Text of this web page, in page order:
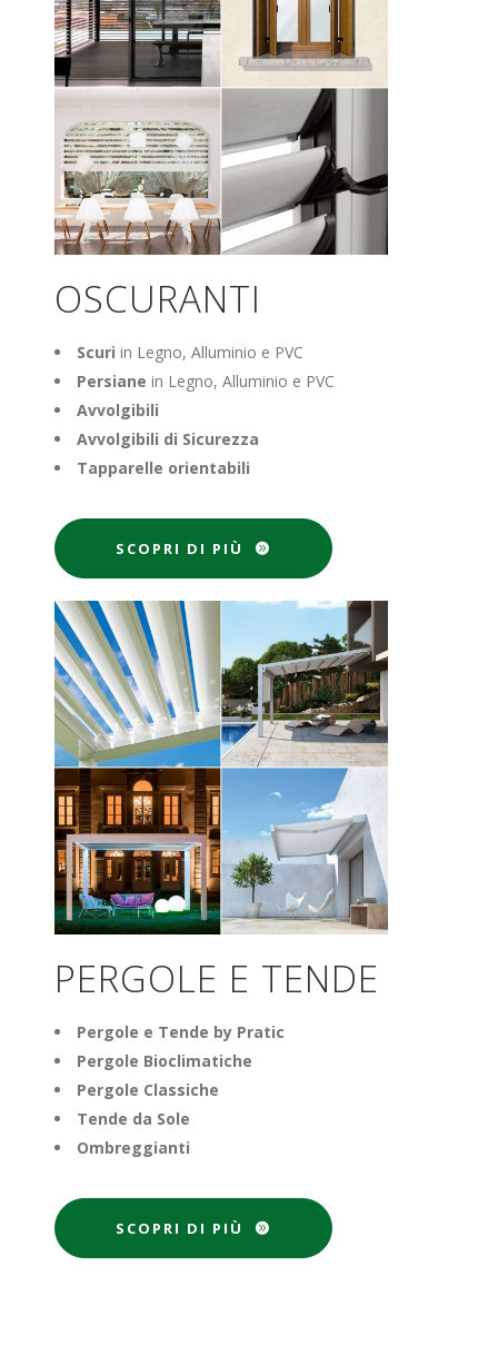
OSCURANTI
Scuri in Legno, Alluminio e PVC
Persiane in Legno, Alluminio e PVC
Avvolgibili
Avvolgibili di Sicurezza
Tapparelle orientabili
SCOPRI DI PIÙ
PERGOLE E TENDE
Pergole e Tende by Pratic
Pergole Bioclimatiche
Pergole Classiche
Tende da Sole
Ombreggianti
SCOPRI DI PIÙ